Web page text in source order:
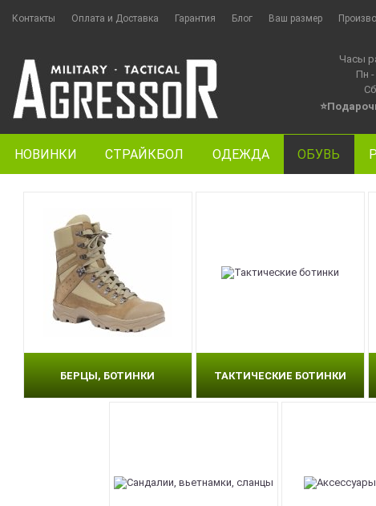
Контакты Оплата и Доставка Гарантия Блог Ваш размер
Часы
Пн
НОВИНКИ СТРАЙКБОЛ ОДЕЖДА ОБУВЬ
БЕРЦЫ, БОТИНКИ ТАКТИЧЕСКИЕ БОТИНКИ